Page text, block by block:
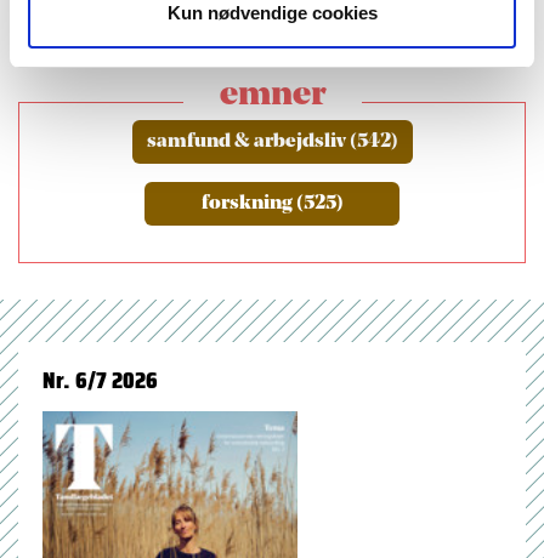
Kun nødvendige cookies
emner
samfund & arbejdsliv (542)
forskning (525)
Nr. 6/7 2026